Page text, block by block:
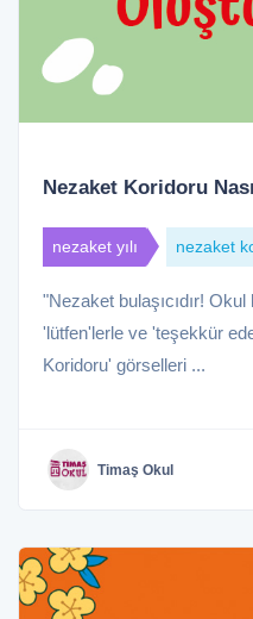
Nezaket Koridoru
nezaket yılı nezaket
"Nezaket bulaşıcıdır!
'lütfen'lerle ve 'teşekkür
Koridoru' görselleri ...
Timaş Okul